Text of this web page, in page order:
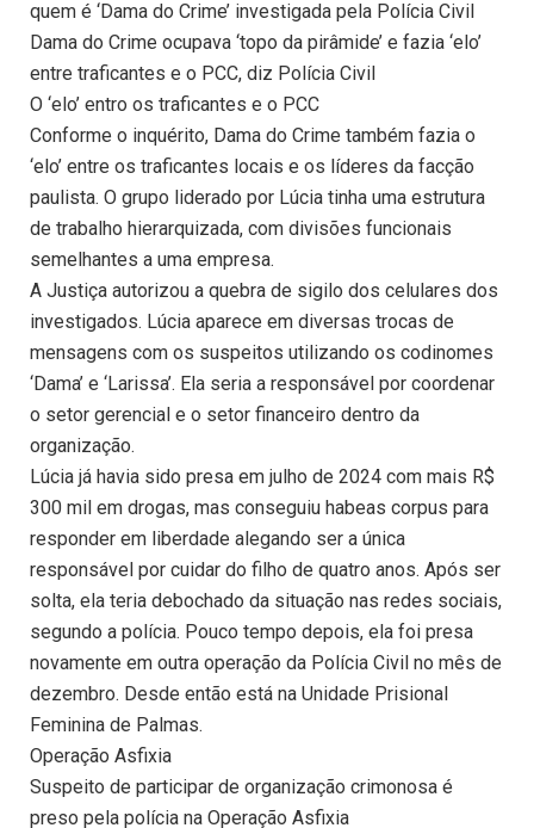
quem é ‘Dama do Crime’ investigada pela Polícia Civil
Dama do Crime ocupava ‘topo da pirâmide’ e fazia ‘elo’
entre traficantes e o PCC, diz Polícia Civil
O ‘elo’ entro os traficantes e o PCC
Conforme o inquérito, Dama do Crime também fazia o
‘elo’ entre os traficantes locais e os líderes da facção
paulista. O grupo liderado por Lúcia tinha uma estrutura
de trabalho hierarquizada, com divisões funcionais
semelhantes a uma empresa.
A Justiça autorizou a quebra de sigilo dos celulares dos
investigados. Lúcia aparece em diversas trocas de
mensagens com os suspeitos utilizando os codinomes
‘Dama’ e ‘Larissa’. Ela seria a responsável por coordenar
o setor gerencial e o setor financeiro dentro da
organização.
Lúcia já havia sido presa em julho de 2024 com mais R$
300 mil em drogas, mas conseguiu habeas corpus para
responder em liberdade alegando ser a única
responsável por cuidar do filho de quatro anos. Após ser
solta, ela teria debochado da situação nas redes sociais,
segundo a polícia. Pouco tempo depois, ela foi presa
novamente em outra operação da Polícia Civil no mês de
dezembro. Desde então está na Unidade Prisional
Feminina de Palmas.
Operação Asfixia
Suspeito de participar de organização crimonosa é
preso pela polícia na Operação Asfixia